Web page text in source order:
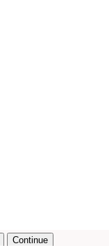
Continue